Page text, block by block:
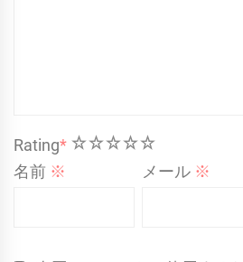
Rating* 5
4
3
2
1
名前 ※ メール ※